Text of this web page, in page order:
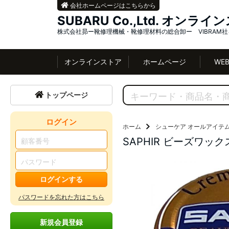
SUBARU Co.,Ltd. オンライ
株式会社昴ー靴修理機械・靴修理材料の総合卸ー VIBRAM
会社ホームページはこちらから
オンラインストア ホームページ
トップページ
ログイン
ログインする
パスワードを忘れた方はこちら
新規会員登録
ホーム シューケア オールアイテ
SAPHIR ビーズワッ